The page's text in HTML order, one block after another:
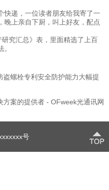
递，一位读者朋友给我寄了一
晚上亲自下厨，叫上好友，配点
究汇总》表，里面精选了上百
盗螺栓专利安全防护能力大幅提
案的提供者 - OFweek光通讯网
号